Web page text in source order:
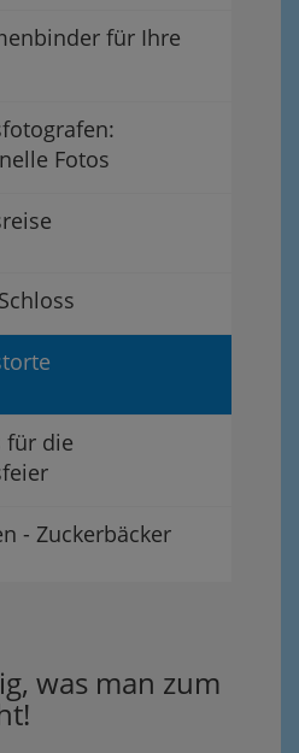
für Ihre
Fotos
für die
- Zuckerbäcker
was man zum